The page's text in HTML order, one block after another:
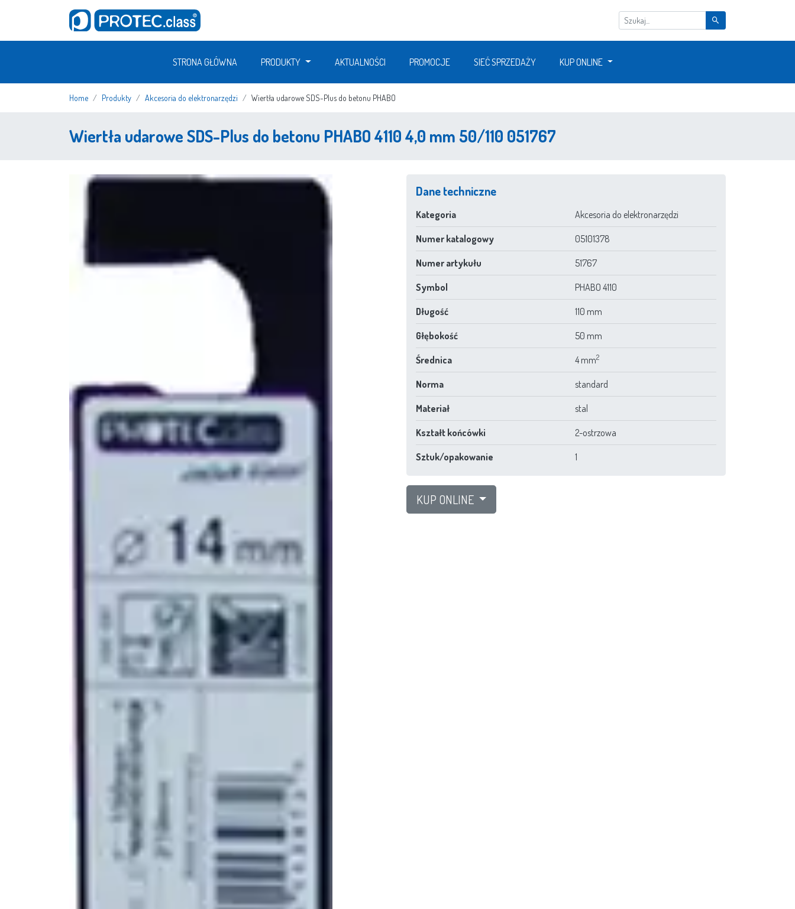
STRONA GŁÓWNA PRODUKTY AKTUALNOŚCI PROMOCJE SIEĆ SPRZEDAŻY KUP ONLINE
Home Produkty Akcesoria do elektronarzędzi Wiertła udarowe SDS-Plus do betonu PHABO
Wiertła udarowe SDS-Plus do betonu PHABO 4110 4,0 mm 50/110 051767
Dane techniczne
Kategoria Akcesoria do elektronarzędzi
Numer katalogowy 05101378
Numer artykułu 51767
Symbol PHABO 4110
Długość 110 mm
Głębokość 50 mm
Średnica 4 mm2
Norma standard
Materiał stal
Kształt końcówki 2-ostrzowa
Sztuk/opakowanie 1
KUP ONLINE